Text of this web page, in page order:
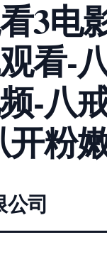
3电
看-
-八
粉
公司